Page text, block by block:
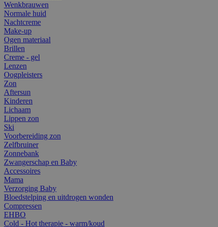
Wenkbrauwen
Normale huid
Nachtcreme
Make-up
Ogen materiaal
Brillen
Creme - gel
Lenzen
Oogpleisters
Zon
Aftersun
Kinderen
Lichaam
Lippen zon
Ski
Voorbereiding zon
Zelfbruiner
Zonnebank
Zwangerschap en Baby
Accessoires
Mama
Verzorging Baby
Bloedstelping en uitdrogen wonden
Compressen
EHBO
Cold - Hot therapie - warm/koud